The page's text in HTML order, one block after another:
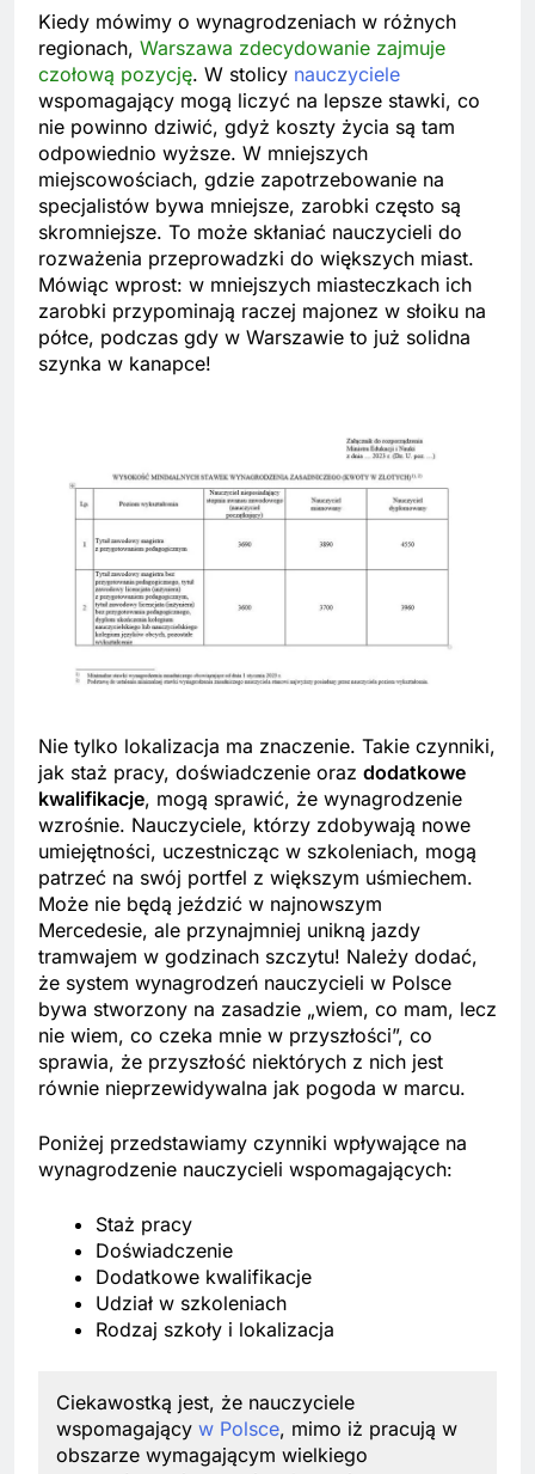
Kiedy mówimy o wynagrodzeniach w różnych
regionach, Warszawa zdecydowanie zajmuje
czołową pozycję. W stolicy nauczyciele
wspomagający mogą liczyć na lepsze stawki, co
nie powinno dziwić, gdyż koszty życia są tam
odpowiednio wyższe. W mniejszych
miejscowościach, gdzie zapotrzebowanie na
specjalistów bywa mniejsze, zarobki często są
skromniejsze. To może skłaniać nauczycieli do
rozważenia przeprowadzki do większych miast.
Mówiąc wprost: w mniejszych miasteczkach ich
zarobki przypominają raczej majonez w słoiku na
półce, podczas gdy w Warszawie to już solidna
szynka w kanapce!
Nie tylko lokalizacja ma znaczenie. Takie czynniki,
jak staż pracy, doświadczenie oraz dodatkowe
kwalifikacje, mogą sprawić, że wynagrodzenie
wzrośnie. Nauczyciele, którzy zdobywają nowe
umiejętności, uczestnicząc w szkoleniach, mogą
patrzeć na swój portfel z większym uśmiechem.
Może nie będą jeździć w najnowszym
Mercedesie, ale przynajmniej unikną jazdy
tramwajem w godzinach szczytu! Należy dodać,
że system wynagrodzeń nauczycieli w Polsce
bywa stworzony na zasadzie „wiem, co mam, lecz
nie wiem, co czeka mnie w przyszłości”, co
sprawia, że przyszłość niektórych z nich jest
równie nieprzewidywalna jak pogoda w marcu.
Poniżej przedstawiamy czynniki wpływające na
wynagrodzenie nauczycieli wspomagających:
Staż pracy
Doświadczenie
Dodatkowe kwalifikacje
Udział w szkoleniach
Rodzaj szkoły i lokalizacja
Ciekawostką jest, że nauczyciele
wspomagający w Polsce, mimo iż pracują w
obszarze wymagającym wielkiego